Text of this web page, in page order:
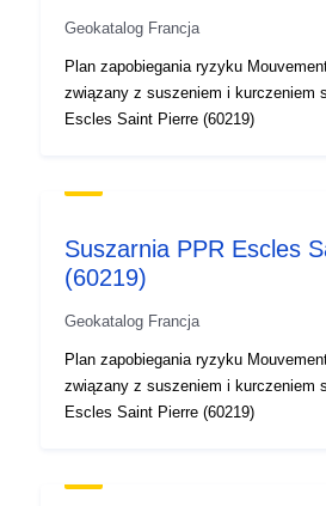
Geokatalog Francja
Plan zapobiegania ryzyku
związany z suszeniem i kurczeniem
Escles Saint Pierre (60219)
Suszarnia PPR Escles
(60219)
Geokatalog Francja
Plan zapobiegania ryzyku
związany z suszeniem i kurczeniem
Escles Saint Pierre (60219)